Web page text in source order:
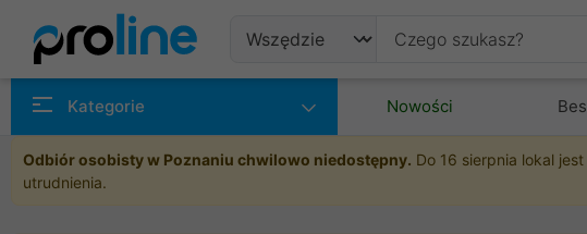
Kategorie Nowości
Odbiór osobisty w Poznaniu chwilowo niedostępny. Do 16 sierpnia lokal
utrudnienia.